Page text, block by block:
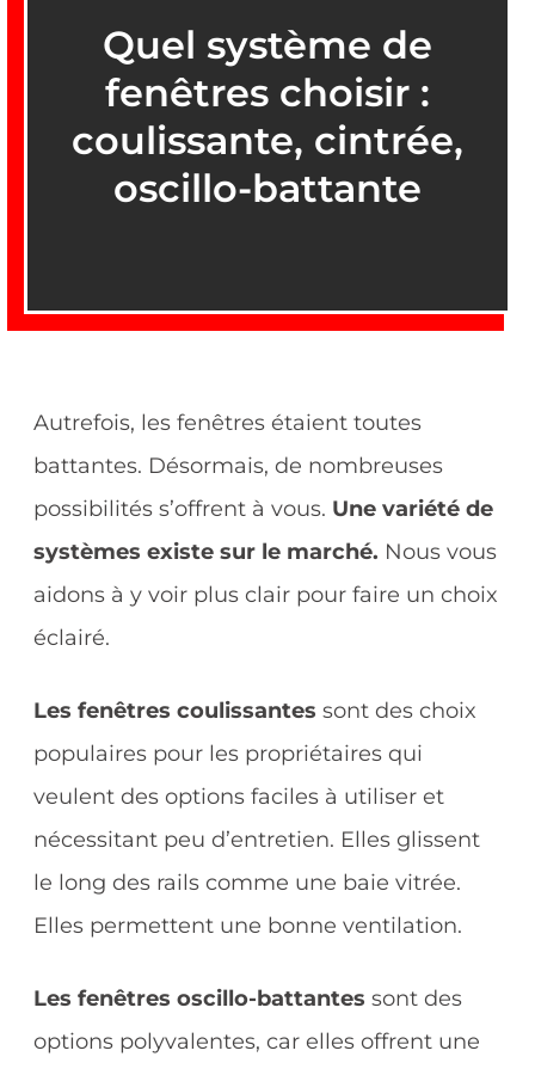
Quel système de
fenêtres choisir :
coulissante, cintrée,
oscillo-battante
Autrefois, les fenêtres étaient toutes
battantes. Désormais, de nombreuses
possibilités s’offrent à vous. Une variété de
systèmes existe sur le marché. Nous vous
aidons à y voir plus clair pour faire un choix
éclairé.
Les fenêtres coulissantes sont des choix
populaires pour les propriétaires qui
veulent des options faciles à utiliser et
nécessitant peu d’entretien. Elles glissent
le long des rails comme une baie vitrée.
Elles permettent une bonne ventilation.
Les fenêtres oscillo-battantes sont des
options polyvalentes, car elles offrent une